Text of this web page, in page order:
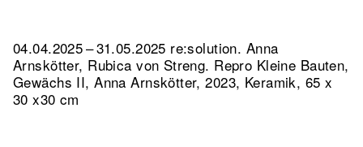
04.04.2025 – 31.05.2025 re:solution. Anna
Arnskötter, Rubica von Streng. Repro Kleine Bauten,
Gewächs II, Anna Arnskötter, 2023, Keramik, 65 x
30 x30 cm